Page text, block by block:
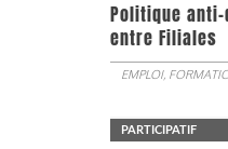
Politique anti-
entre Filiales
EMPLOI,
PARTICIPATIF